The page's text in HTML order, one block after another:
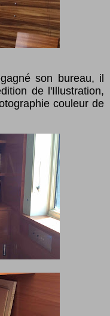
son bureau, il
de l'Illustration,
couleur de